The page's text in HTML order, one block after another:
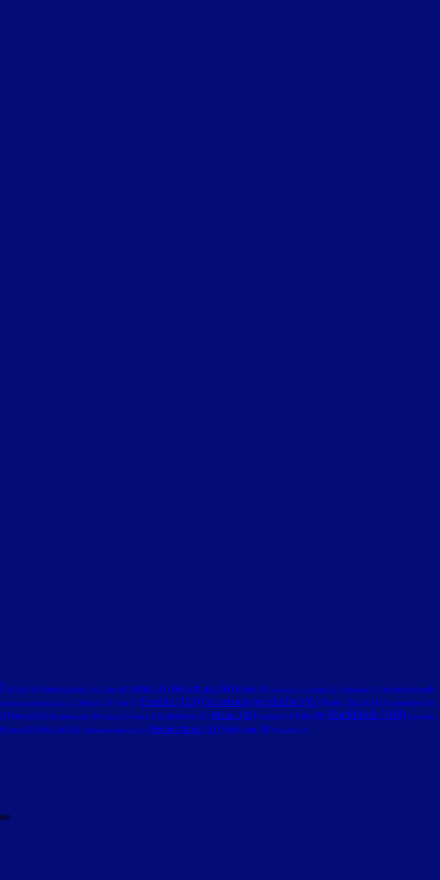
Arbeit (36) Arbeitslosigkeit (26) Auto (19) BDSM (43) Bewerbung (68) Blog (45) Computer (12) Corona (19) Depression (17) Der geheimnisvolle
schwurbelt über 5G (13) Dresden (24) erben (17) Familie (123)Fortsetzungsgeschichte (95) Freaky Friday (42) Gedankenblog (15)
Internet (25) Kaiserslautern (19) kochen (12) krank (13) Krankenkasse (22) Mama (82) Mobilfunk (14) Peter (38) Rückblick (168) Schwurbler
Umzug (23) Urlaub (40) Verschwörungstheorien (13) Weihnachten (83) Wohnung (49) Zeitarbeit (13)